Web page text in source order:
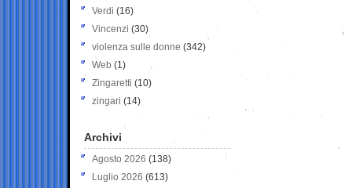
Verdi (16)
Vincenzi (30)
violenza sulle donne (342)
Web (1)
Zingaretti (10)
zingari (14)
Archivi
Agosto 2026 (138)
Luglio 2026 (613)